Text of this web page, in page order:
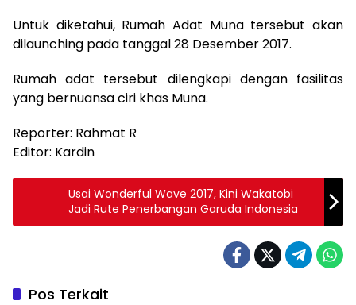
Untuk diketahui, Rumah Adat Muna tersebut akan
dilaunching pada tanggal 28 Desember 2017.
Rumah adat tersebut dilengkapi dengan fasilitas
yang bernuansa ciri khas Muna.
Reporter: Rahmat R
Editor: Kardin
Usai Wonderful Wave 2017, Kini Wakatobi
Jadi Rute Penerbangan Garuda Indonesia
Pos Terkait